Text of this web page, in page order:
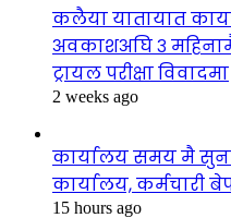
कलैया यातायात
अवकाशअघि ३
ट्रायल परीक्षा विवादमा
2 weeks ago
कार्यालय समय मै
कार्यालय, कर्मचारी
15 hours ago